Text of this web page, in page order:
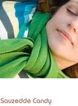
Sauzedde Candy